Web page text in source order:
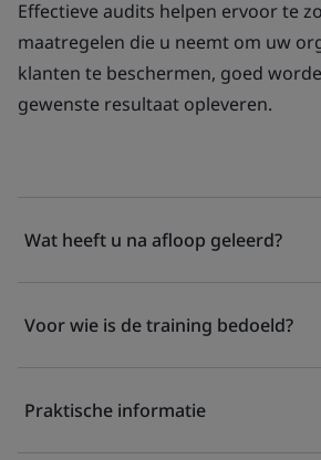
Effectieve audits helpen ervoor te
maatregelen die u neemt om uw
klanten te beschermen, goed
gewenste resultaat opleveren.
Wat heeft u na afloop geleerd?
Voor wie is de training bedoeld?
Praktische informatie